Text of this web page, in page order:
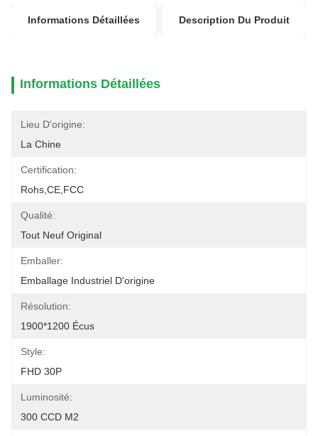
Informations Détaillées Description Du Produit
Informations Détaillées
Lieu D'origine:
La Chine
Certification:
Rohs,CE,FCC
Qualité:
Tout Neuf Original
Emballer:
Emballage Industriel D'origine
Résolution:
1900*1200 Écus
Style:
FHD 30P
Luminosité:
300 CCD M2